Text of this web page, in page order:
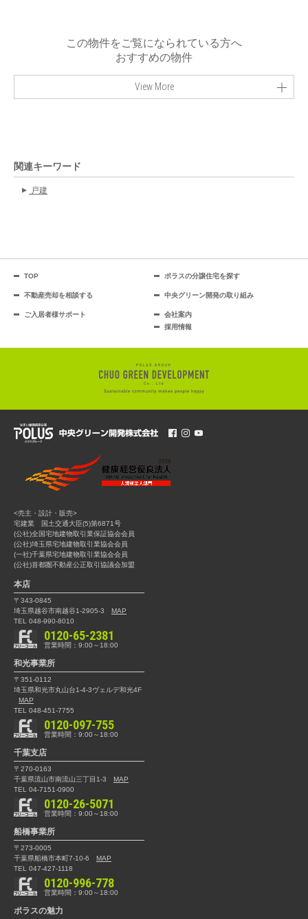
この物件をご覧になられている方へ
おすすめの物件
View More
関連キーワード
戸建
TOP ポラスの分譲住宅を探す
不動産売却を相談する 中央グリーン開発の取り組み
ご入居者様サポート
会社案内
採用情報
<売主・設計・販売>
宅建業 国土交通大臣(5)第6871号
(公社)全国宅地建物取引業保証協会会員
(公社)埼玉県宅地建物取引業協会会員
(一社)千葉県宅地建物取引業協会会員
(公社)首都圏不動産公正取引協議会加盟
本店
〒343-0845
埼玉県越谷市南越谷1-2905-3
MAP
TEL 048-990-8010
0120-65-2381
営業時間：9:00～18:00
和光事業所
〒351-0112
埼玉県和光市丸山台1-4-3ヴェルデ和光4F
MAP
TEL 048-451-7755
0120-097-755
営業時間：9:00～18:00
千葉支店
〒270-0163
千葉県流山市南流山三丁目1-3
MAP
TEL 04-7151-0900
0120-26-5071
営業時間：9:00～18:00
船橋事業所
〒273-0005
千葉県船橋市本町7-10-6
MAP
TEL 047-427-1118
0120-996-778
営業時間：9:00～18:00
ポラスの魅力